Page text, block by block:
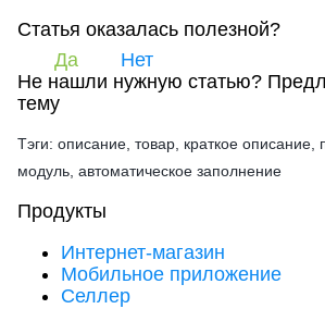
Статья оказалась полезной?
Да
Нет
Не нашли нужную статью?
тему
Тэги: описание, товар, краткое описание,
модуль, автоматическое заполнение
Продукты
Интернет-магазин
Мобильное приложение
Селлер